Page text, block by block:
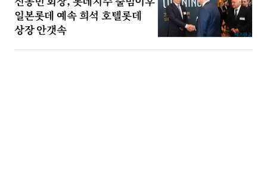
일본롯데 예속 희석 호텔롯데
상장 안갯속